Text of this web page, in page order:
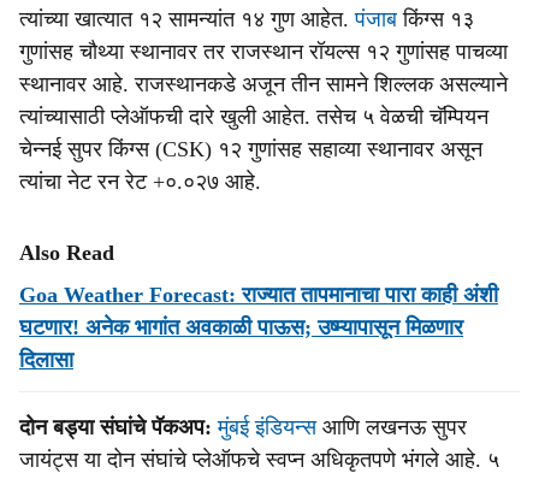
त्यांच्या खात्यात १२ सामन्यांत १४ गुण आहेत.पंजाबकिंग्स १३
गुणांसह चौथ्या स्थानावर तर राजस्थान रॉयल्स १२ गुणांसह पाचव्या
स्थानावर आहे. राजस्थानकडे अजून तीन सामने शिल्लक असल्याने
त्यांच्यासाठी प्लेऑफची दारे खुली आहेत. तसेच ५ वेळची चॅम्पियन
चेन्नई सुपर किंग्स (CSK) १२ गुणांसह सहाव्या स्थानावर असून
त्यांचा नेट रन रेट +०.०२७ आहे.
Also Read
Goa Weather Forecast: राज्यात तापमानाचा पारा काही अंशी
घटणार! अनेक भागांत अवकाळी पाऊस; उष्म्यापासून मिळणार
दिलासा
दोन बड्या संघांचे पॅकअप: मुंबई इंडियन्सआणि लखनऊ सुपर
जायंट्स या दोन संघांचे प्लेऑफचे स्वप्न अधिकृतपणे भंगले आहे. ५